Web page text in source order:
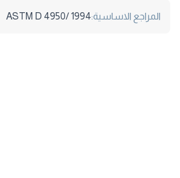
المراجع الاساسية:ASTM D 4950/ 1994